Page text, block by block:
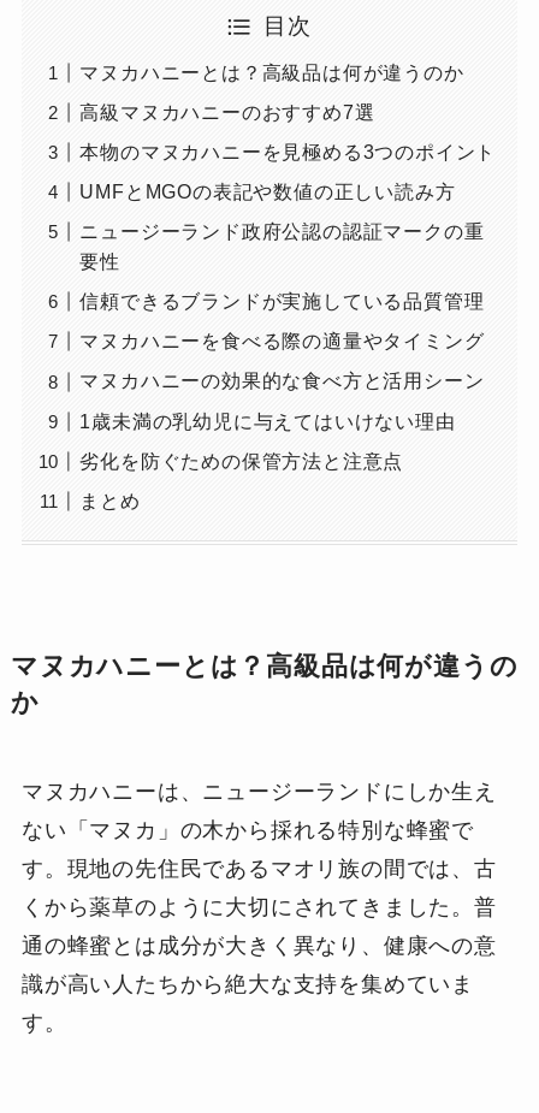
目次
マヌカハニーとは？高級品は何が違うのか
高級マヌカハニーのおすすめ7選
本物のマヌカハニーを見極める3つのポイント
UMFとMGOの表記や数値の正しい読み方
ニュージーランド政府公認の認証マークの重
要性
信頼できるブランドが実施している品質管理
マヌカハニーを食べる際の適量やタイミング
マヌカハニーの効果的な食べ方と活用シーン
1歳未満の乳幼児に与えてはいけない理由
劣化を防ぐための保管方法と注意点
まとめ
マヌカハニーとは？高級品は何が違うの
か
マヌカハニーは、ニュージーランドにしか生え
ない「マヌカ」の木から採れる特別な蜂蜜で
す。現地の先住民であるマオリ族の間では、古
くから薬草のように大切にされてきました。普
通の蜂蜜とは成分が大きく異なり、健康への意
識が高い人たちから絶大な支持を集めていま
す。